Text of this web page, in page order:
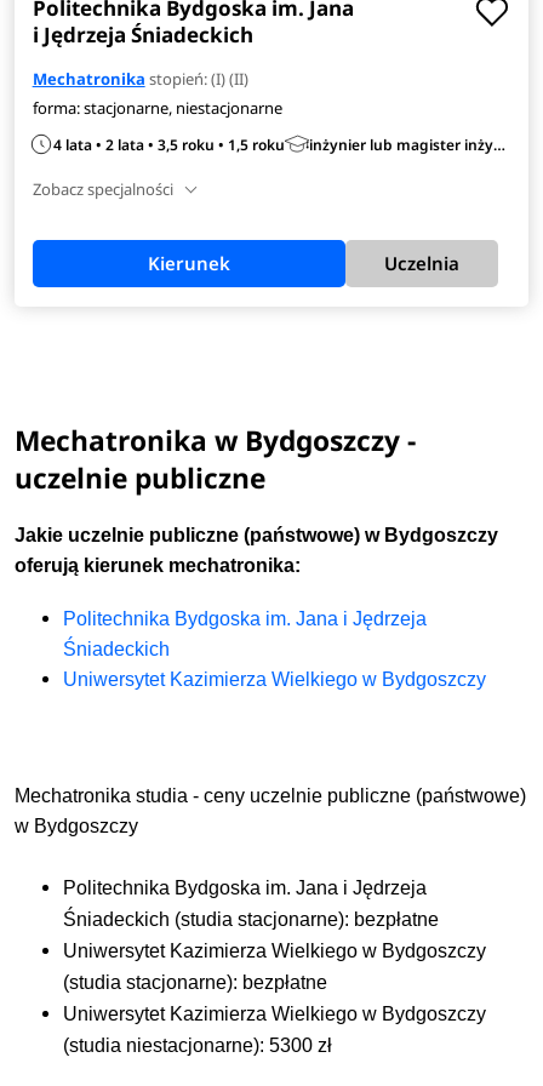
Predyspozycje
Maturzyści, myślący o studiach na kierunku mechatronika,
powinni zdawać sobie sprawę z inżynieryjno-technicznego
charakteru tych studiów.
Znajomość matematyki,
analityczny umysł i kreatywność to cechy niezbędne na
tym kierunku.
Przygotowanie
wykorzystać wynik uzyskany z jednego przedmiotu spośród
chemii, fizyki, fizyki i astronomii, języka polskiego lub
Program studiów
Mechatronika to kierunek łączący wiedzę z zakresu
matematyki, chemii, fizyki, elektroniki, techniki,
projektowania i programowania. Studenci w programie
manipulatory, systemy zapewnienia jakości,
projektowanie układów pomiarowych, narzędzia i
Przyszli mechatronicy spędzą wiele godzin nie tylko na
wykładach, ale także na laboratoriach, na których zdobędą
praktyczne umiejętności, które są niezbędne w pracy
zawodowej. Uczelnie często oferują także wybór
specjalności w ramach kierunku. W Bydgoszczy
Politechnika Bydgoska im. Jana
i Jędrzeja Śniadeckich
Mechatronika stopień: (I) (II)
forma: stacjonarne, niestacjonarne
4 lata • 2 lata • 3,5 roku • 1,5 roku inżynier lub magister inżynier
Zobacz specjalności
Kierunek Uczelnia
Mechatronika w Bydgoszczy -
uczelnie publiczne
Jakie uczelnie publiczne (państwowe) w Bydgoszczy
oferują kierunek mechatronika:
Politechnika Bydgoska im. Jana i Jędrzeja
Śniadeckich
Uniwersytet Kazimierza Wielkiego w Bydgoszczy
Mechatronika studia - ceny uczelnie publiczne (państwowe)
w Bydgoszczy
Politechnika Bydgoska im. Jana i Jędrzeja
Śniadeckich (studia stacjonarne): bezpłatne
Uniwersytet Kazimierza Wielkiego w Bydgoszczy
(studia stacjonarne): bezpłatne
Uniwersytet Kazimierza Wielkiego w Bydgoszczy
(studia niestacjonarne): 5300 zł